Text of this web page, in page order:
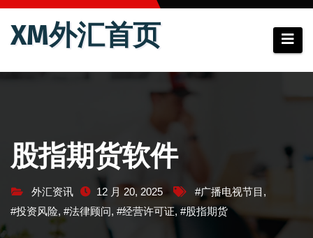
跳
XM外汇首页
股指期货软件
外汇资讯 12 月 20, 2025 #广播电视节目 ,
#投资风险, #法律顾问, #经营许可证, #股指期货